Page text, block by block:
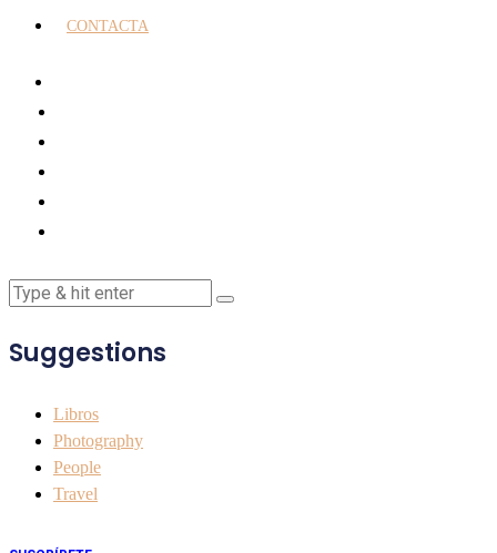
CONTACTA
Suggestions
Libros
Photography
People
Travel